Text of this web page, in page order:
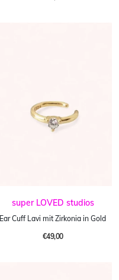
super LOVED studios
Ear Cuff Lavi mit Zirkonia in Gold
€49,00